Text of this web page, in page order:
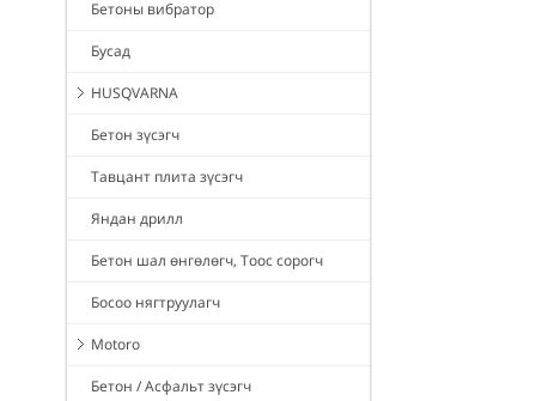
Бетоны вибратор
Бусад
HUSQVARNA
Бетон зүсэгч
Тавцант плита зүсэгч
Яндан дрилл
Бетон шал өнгөлөгч, Тоос сорогч
Босоо нягтруулагч
Motoro
Бетон / Асфальт зүсэгч